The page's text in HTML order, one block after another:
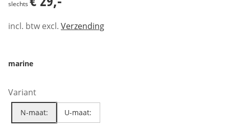
slechts
incl. btw excl. Verzending
marine
Variant
N-maat: U-maat: